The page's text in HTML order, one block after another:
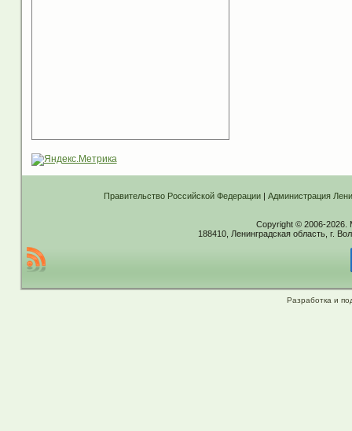
Правительство Российской Федерации| Администрация
Copyright © 2006-2026.
188410, Ленинградская область, г.
Разработка и